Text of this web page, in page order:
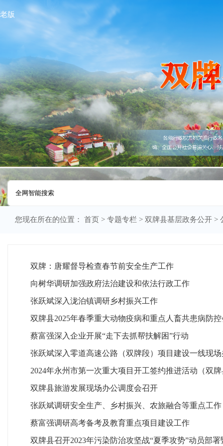
版
您现在所在的位置： 首页 > 专题专栏 > 双牌县基层政务公开 >
双牌：唐耀督导检查春节前安全生产工作
向树华调研加强政府法治建设和依法行政工作
张跃斌深入泷泊镇调研乡村振兴工作
双牌县2025年春季重大动物疫病和重点人畜共患病防
蔡富强深入企业开展“走下去抓帮扶解困”行动
张跃斌深入零道高速公路（双牌段）项目建设一线现
2024年永州市第一次重大项目开工签约推进活动（双
双牌县旅游发展现场办公调度会召开
张跃斌调研安全生产、乡村振兴、农旅融合等重点工作
蔡富强调研高考备考及教育重点项目建设工作
双牌县召开2023年污染防治攻坚战“夏季攻势”动员部